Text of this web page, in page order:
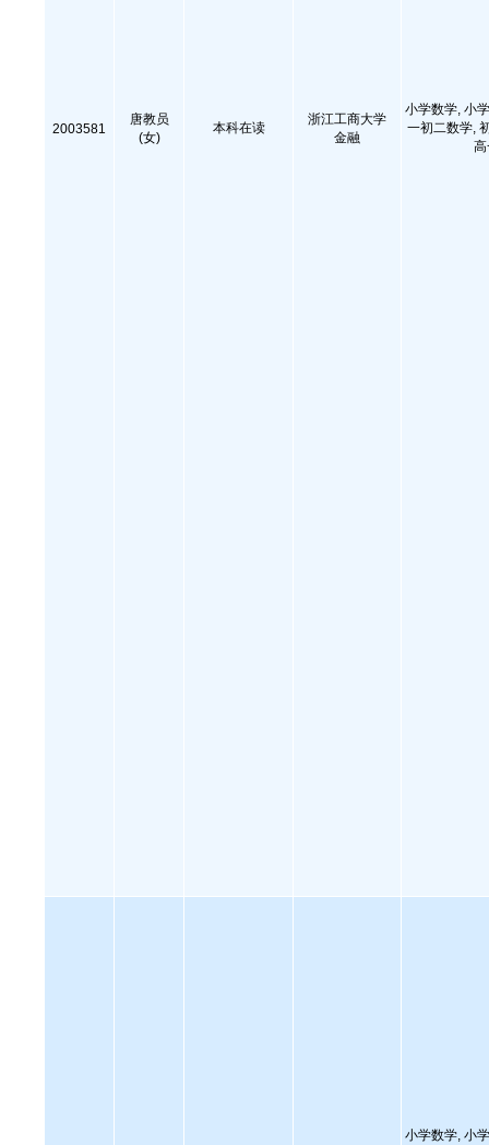
2003581
唐教员
(女)
本科在读
浙江工商大学
金融
小学数学, 小
一初二数学,
小学数学, 小